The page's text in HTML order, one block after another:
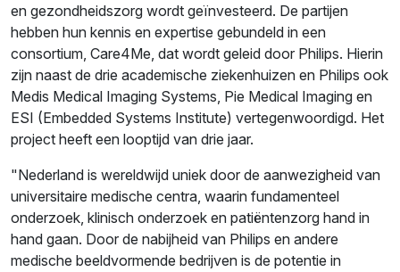
en gezondheidszorg wordt geïnvesteerd. De partijen
hebben hun kennis en expertise gebundeld in een
consortium, Care4Me, dat wordt geleid door Philips. Hierin
zijn naast de drie academische ziekenhuizen en Philips ook
Medis Medical Imaging Systems, Pie Medical Imaging en
ESI (Embedded Systems Institute) vertegenwoordigd. Het
project heeft een looptijd van drie jaar.
"Nederland is wereldwijd uniek door de aanwezigheid van
universitaire medische centra, waarin fundamenteel
onderzoek, klinisch onderzoek en patiëntenzorg hand in
hand gaan. Door de nabijheid van Philips en andere
medische beeldvormende bedrijven is de potentie in